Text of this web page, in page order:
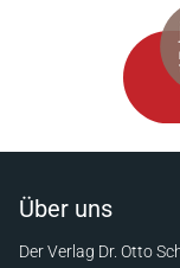
Über uns
Der Verlag Dr. Otto